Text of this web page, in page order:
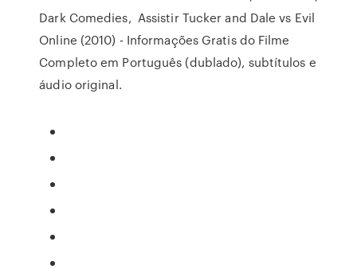
Dark Comedies, Assistir Tucker and Dale vs Evil
Online (2010) - Informações Gratis do Filme
Completo em Português (dublado), subtítulos e
áudio original.